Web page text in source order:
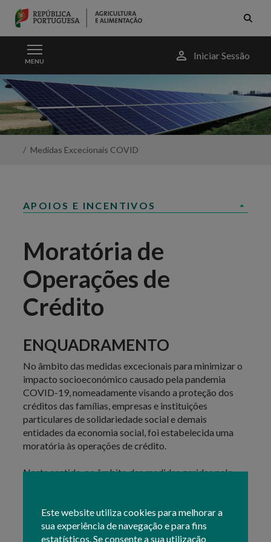
Skip to Main Content
MENU
MenuIniciar Sessão
Moratória
das
Operações
de
Crédito
Este website utiliza cookies para melhorar a
sua experiência de navegação e para fins
estatísticos. Se consente a sua utilização
Medidas Excecionais COVID
APOIOS E INCENTIVOS
Moratória de
Operações de
Crédito
ENQUADRAMENTO
No âmbito das medidas excecionais para minimizar o
impacto socioeconómico causado pela pandemia
COVID-19, nomeadamente visando a proteção dos
créditos das famílias, empresas e instituições
particulares de solidariedade social e demais
entidades da economia social, foi estabelecida uma
moratória às operações de crédito.
Neste sentido, no âmbito das medidas geridas pelo
âmbito da LC curto prazo, agricultura, silvicultura e
pecuária. (Decreto-Lei n.º 298/98)